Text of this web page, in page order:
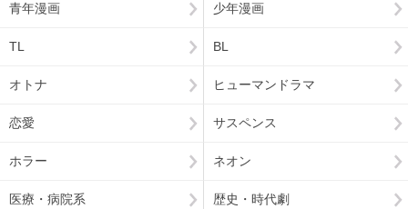
青年漫画 少年漫画
TL BL
オトナ ヒューマンドラマ
恋愛 サスペンス
ホラー ネオン
医療・病院系 歴史・時代劇